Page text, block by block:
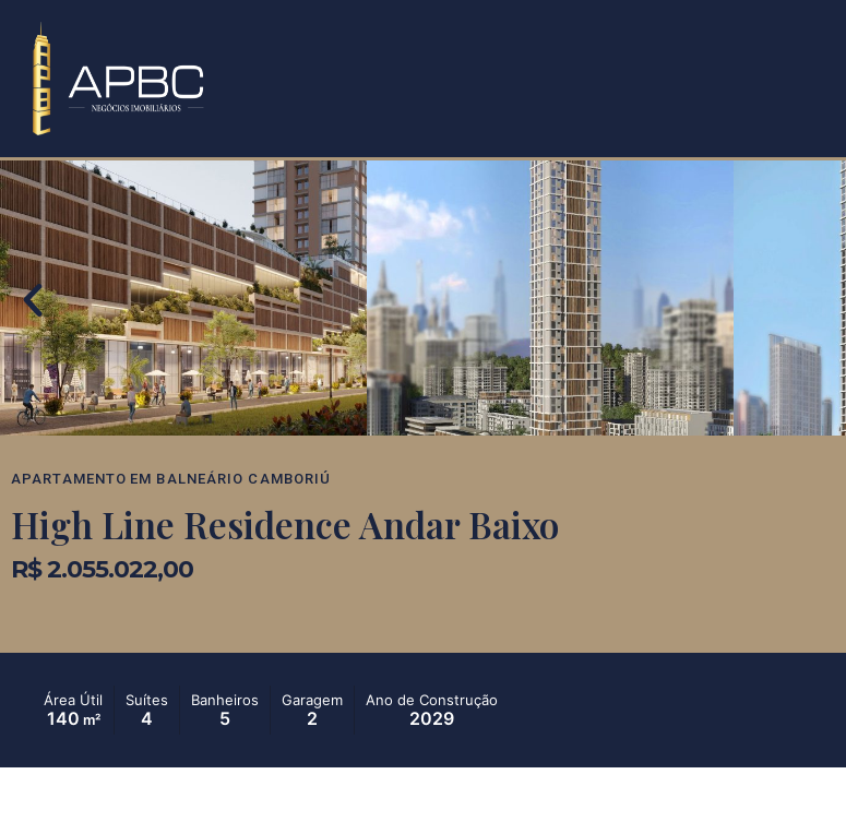
APARTAMENTO EM BALNEÁRIO CAMBORIÚ
High Line Residence Andar Baixo
R$ 2.055.022,00
Área Útil
140 m²
Suítes
4
Banheiros
5
Garagem
2
Ano de Construção
2029